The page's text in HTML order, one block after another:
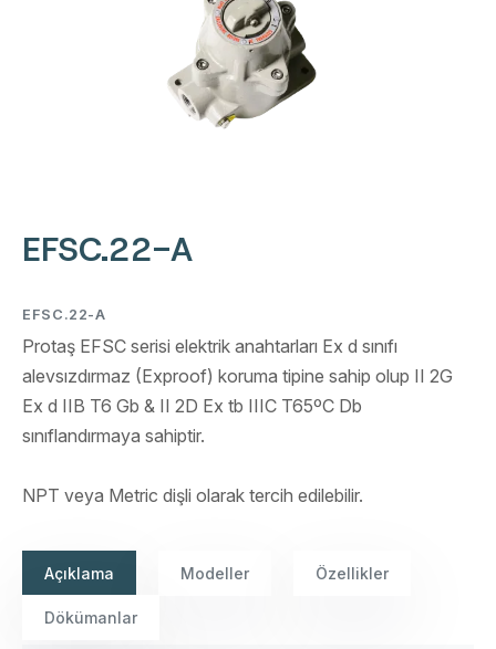
EFSC.22-A
EFSC.22-A
Protaş EFSC serisi elektrik anahtarları Ex d sınıfı
alevsızdırmaz (Exproof) koruma tipine sahip olup II 2G
Ex d IIB T6 Gb & II 2D Ex tb IIIC T65ºC Db
sınıflandırmaya sahiptir.
NPT veya Metric dişli olarak tercih edilebilir.
Açıklama Modeller Özellikler
Dökümanlar